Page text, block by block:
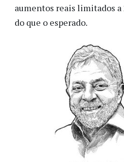
aumentos reais limitados
do que o esperado.